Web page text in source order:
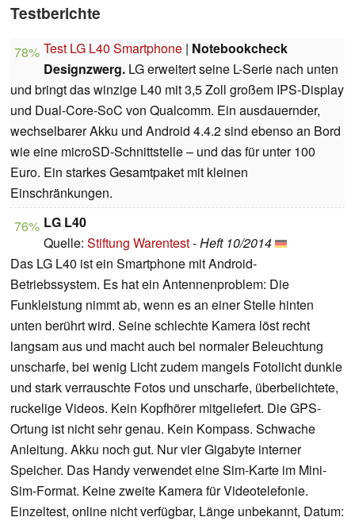
Testberichte
78% Test LG L40 Smartphone | Notebookcheck
Designzwerg. LG erweitert seine L-Serie nach unten
und bringt das winzige L40 mit 3,5 Zoll großem IPS-Display
und Dual-Core-SoC von Qualcomm. Ein ausdauernder,
wechselbarer Akku und Android 4.4.2 sind ebenso an Bord
wie eine microSD-Schnittstelle – und das für unter 100
Euro. Ein starkes Gesamtpaket mit kleinen
Einschränkungen.
76% LG L40
Quelle: Stiftung Warentest-Heft 10/2014
Das LG L40 ist ein Smartphone mit Android-
Betriebssystem. Es hat ein Antennenproblem: Die
Funkleistung nimmt ab, wenn es an einer Stelle hinten
unten berührt wird. Seine schlechte Kamera löst recht
langsam aus und macht auch bei normaler Beleuchtung
unscharfe, bei wenig Licht zudem mangels Fotolicht dunkle
und stark verrauschte Fotos und unscharfe, überbelichtete,
ruckelige Videos. Kein Kopfhörer mitgeliefert. Die GPS-
Ortung ist nicht sehr genau. Kein Kompass. Schwache
Anleitung. Akku noch gut. Nur vier Gigabyte interner
Speicher. Das Handy verwendet eine Sim-Karte im Mini-
Sim-Format. Keine zweite Kamera für Videotelefonie.
Einzeltest, online nicht verfügbar, Länge unbekannt, Datum: